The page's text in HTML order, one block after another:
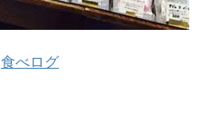
食べログ